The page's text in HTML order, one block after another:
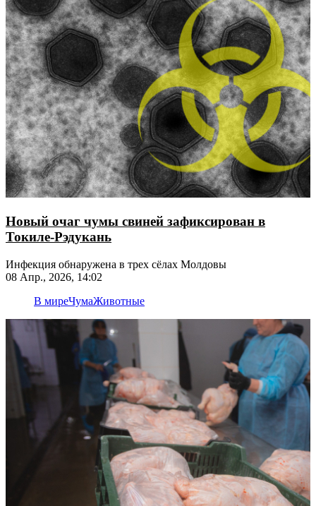
Новый очаг чумы свиней зафиксирован в
Токиле-Рэдукань
Инфекция обнаружена в трех сёлах Молдовы
08 Апр., 2026, 14:02
В миреЧумаЖивотные